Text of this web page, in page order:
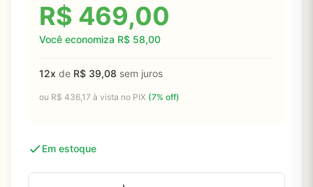
R$ 469,00
Você economiza R$ 58,00
12x de R$ 39,08 sem juros
ou R$ 436,17 à vista no PIX (7% off)
Em estoque